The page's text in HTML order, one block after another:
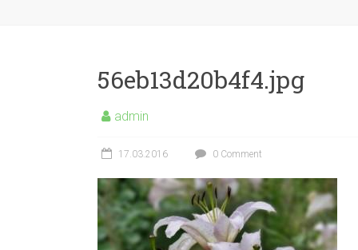
56eb13d20b4f4.jpg
admin
17.03.2016 0 Comment